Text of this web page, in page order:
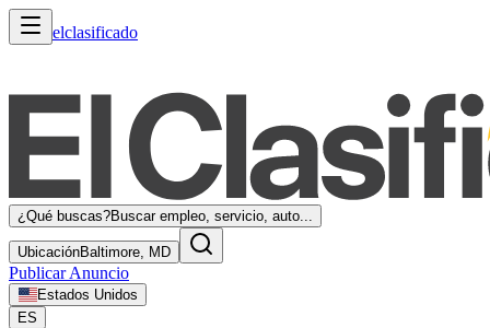
elclasificado
¿Qué buscas?Buscar empleo, servicio, auto...
UbicaciónBaltimore, MD
Publicar Anuncio
Estados Unidos
ES